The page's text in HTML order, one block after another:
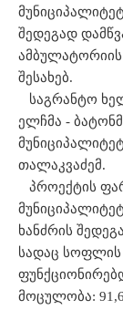
შედეგად
ამბულატორიის
შესახებ.
საგრანტო
ელჩმა -
თალაკვაძემ.
პროექტის
ხანძრის
სადაც სოფლის
მოცულობა: